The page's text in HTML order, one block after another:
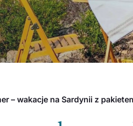
– wakacje na Sardynii z